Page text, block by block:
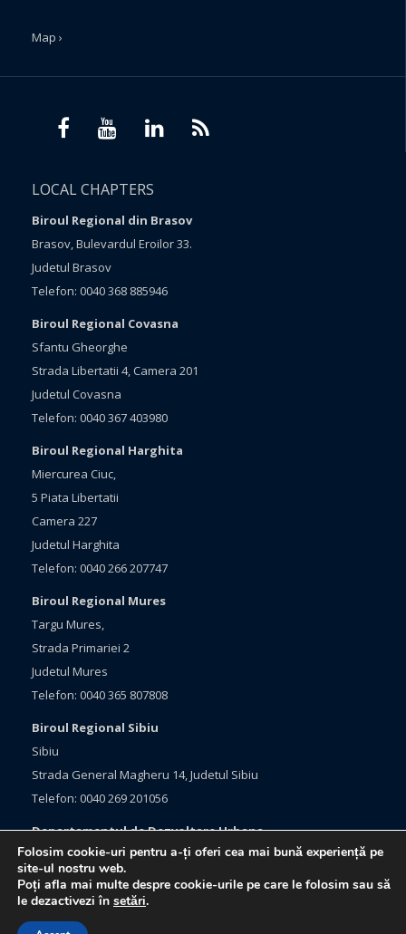
Map ›
LOCAL CHAPTERS
Biroul Regional din Brasov
Brasov, Bulevardul Eroilor 33.
Judetul Brasov
Telefon: 0040 368 885946
Biroul Regional Covasna
Sfantu Gheorghe
Strada Libertatii 4, Camera 201
Judetul Covasna
Telefon: 0040 367 403980
Biroul Regional Harghita
Miercurea Ciuc,
5 Piata Libertatii
Camera 227
Judetul Harghita
Telefon: 0040 266 207747
Biroul Regional Mures
Targu Mures,
Strada Primariei 2
Judetul Mures
Telefon: 0040 365 807808
Biroul Regional Sibiu
Sibiu
Strada General Magheru 14, Judetul Sibiu
Telefon: 0040 269 201056
Departamentul de Dezvoltare Urbana
Brasov, Bulevardul Eroilor 33
Judetul Brasov
Telefon: 0040 368 415760
Folosim cookie-uri pentru a-ți oferi cea mai bună experiență pe
site-ul nostru web.
Poți afla mai multe despre cookie-urile pe care le folosim sau să
le dezactivezi în setări.